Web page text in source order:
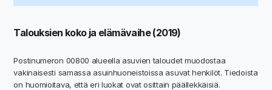
Talouksien koko ja elämävaihe (2019)
Postinumeron 00800 alueella asuvien taloudet muodostaa
vakinaisesti samassa asuinhuoneistoissa asuvat henkilöt. Tiedoista
on huomioitava, että eri luokat ovat osittain päällekkäisiä.